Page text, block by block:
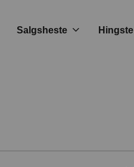
Salgsheste Hingste